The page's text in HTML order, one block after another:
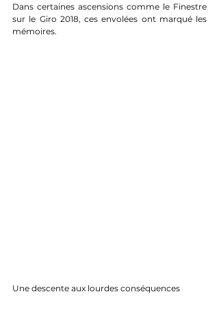
Dans certaines ascensions comme le Finestre
sur le Giro 2018, ces envolées ont marqué les
mémoires.
Une descente aux lourdes conséquences